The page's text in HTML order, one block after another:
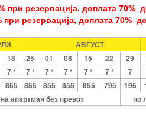
при резервација, доплата 70%
резервација, доплата 70%
АВГУСТ
18 25 01 08 15 22 29
7* 7* 7* 7* 7 * 7 * 7
855 855 855 855 855 795 195
апартман без превоз по